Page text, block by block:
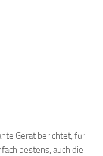
Gerät berichtet, für
bestens, auch die